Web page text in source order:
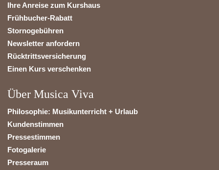
Ihre Anreise zum Kurshaus
Frühbucher-Rabatt
Stornogebühren
Newsletter anfordern
Rücktrittsversicherung
Einen Kurs verschenken
Über Musica Viva
Philosophie: Musikunterricht + Urlaub
Kundenstimmen
Pressestimmen
Fotogalerie
Presseraum